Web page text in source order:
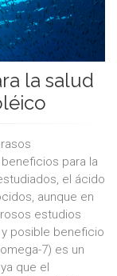
la salud
para la
el ácido
aunque en
estudios
posible beneficio
7) es un
que el